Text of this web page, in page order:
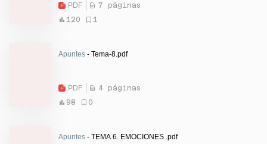
PDF
7 páginas
120
1
Apuntes - Tema-8.pdf
PDF
4 páginas
98
0
Apuntes - TEMA 6. EMOCIONES .pdf